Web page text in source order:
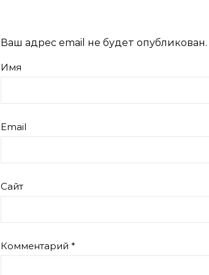
Ваш адрес email не будет опубликован.
Имя
Email
Сайт
Комментарий *